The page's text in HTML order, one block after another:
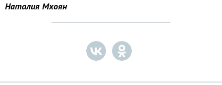
Наталия Мхоян